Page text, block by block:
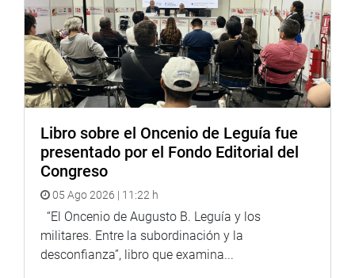
De acuerdo con la información brindada por la
Superintendencia de Banca, Seguros y AFP (SBS), a la
fecha, el número total de trabajadores que cuentan con el
Seguro Vida Ley asciende a 2,650,885 (dos millones
seiscientos cincuenta mil ochocientos ochenta y cinco)
personas. De este total, solo 418 personas han accedido
al Seguro Vida Ley por la contingencia de invalidez total
permanente; y 78,971 personas han accedido a dicho
seguro por motivo de fallecimiento como
derechohabientes.
En definitiva, solo 79,389 personas han sido beneficiadas
con las prestaciones del Seguro Vida Ley, lo cual
representa un escaso 2.99% del total de la población
Libro sobre el Oncenio de Leguía fue
presentado por el Fondo Editorial del
Congreso
05 Ago 2026 | 11:22 h
“El Oncenio de Augusto B. Leguía y los
militares. Entre la subordinación y la
desconfianza”, libro que examina...